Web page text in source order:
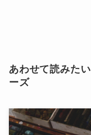
あわせて読みた
ーズ